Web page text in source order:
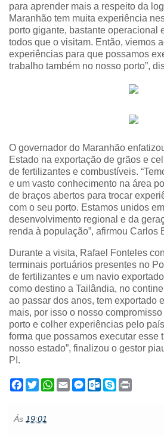
para aprender mais a respeito da
Maranhão tem muita experiência
porto gigante, bastante operacional
todos que o visitam. Então, viemos
experiências para que possamos
trabalho também no nosso porto”,
O governador do Maranhão
Estado na exportação de grãos e
de fertilizantes e combustíveis.
e um vasto conhecimento na área
de braços abertos para trocar
com o seu porto. Estamos unidos
desenvolvimento regional e da
renda à população”, afirmou Carlos
Durante a visita, Rafael Fonteles
terminais portuários presentes no
de fertilizantes e um navio
como destino a Tailândia, no
ao passar dos anos, tem exportado
mais, por isso o nosso
porto e colher experiências pelo
forma que possamos executar esse
nosso estado”, finalizou o gestor
PI.
F
a
b
T
w
t
W
h
E
m
M
e
O
u
S
k
Ás 19:01